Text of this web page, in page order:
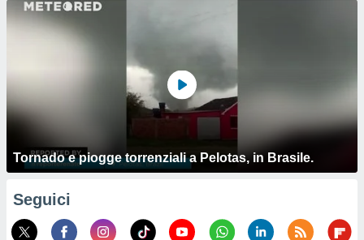
Tornado e piogge torrenziali a Pelotas, in Brasile.
Seguici